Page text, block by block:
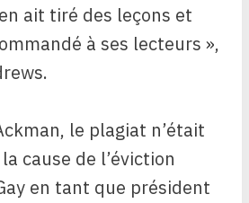
ait tiré des leçons et
à ses lecteurs »,
le plagiat n’était
cause de l’éviction
en tant que président